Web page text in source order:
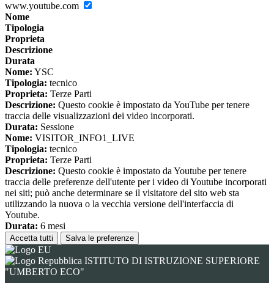
www.youtube.com
Nome
Tipologia
Proprieta
Descrizione
Durata
Nome: YSC
Tipologia: tecnico
Proprieta: Terze Parti
Descrizione: Questo cookie è impostato da YouTube per tenere
traccia delle visualizzazioni dei video incorporati.
Durata: Sessione
Nome: VISITOR_INFO1_LIVE
Tipologia: tecnico
Proprieta: Terze Parti
Descrizione: Questo cookie è impostato da Youtube per tenere
traccia delle preferenze dell'utente per i video di Youtube incorporati
nei siti; può anche determinare se il visitatore del sito web sta
utilizzando la nuova o la vecchia versione dell'interfaccia di
Youtube.
Durata: 6 mesi
Accetta tutti Salva le preferenze
ISTITUTO DI ISTRUZIONE SUPERIORE
"UMBERTO ECO"